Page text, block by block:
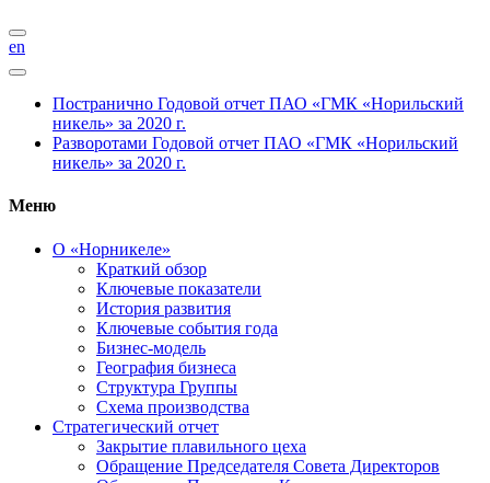
en
Постранично Годовой отчет ПАО «ГМК «Норильский
никель» за 2020 г.
Разворотами Годовой отчет ПАО «ГМК «Норильский
никель» за 2020 г.
Меню
О «Норникеле»
Краткий обзор
Ключевые показатели
История развития
Ключевые события года
Бизнес-модель
География бизнеса
Структура Группы
Схема производства
Стратегический отчет
Закрытие плавильного цеха
Обращение Председателя Совета Директоров